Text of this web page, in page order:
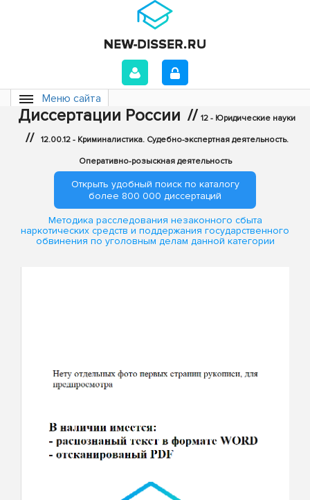
Меню сайта
Диссертации России // 12 - Юридические науки
// 12.00.12 - Криминалистика. Судебно-экспертная деятельность.
Оперативно-розыскная деятельность
Открыть удобный поиск по каталогу
более 800 000 диссертаций
Методика расследования незаконного сбыта
наркотических средств и поддержания государственного
обвинения по уголовным делам данной категории